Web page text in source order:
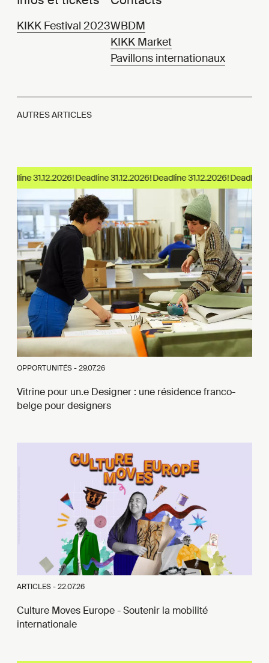
KIKK Festival 2023WBDM
KIKK Market
Pavillons internationaux
AUTRES ARTICLES
31.12.2026!
OPPORTUNITÉS -29.07.26
Vitrine pour un.e Designer : une résidence franco-
belge pour designers
ARTICLES -22.07.26
Culture Moves Europe - Soutenir la mobilité
internationale